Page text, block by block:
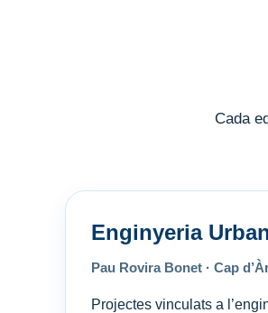
Cada
Enginyeria
Pau Rovira Bonet · Cap
Projectes vinculats a